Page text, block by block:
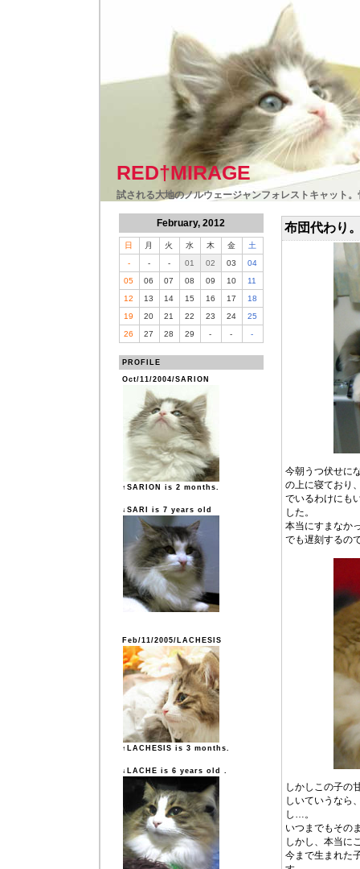
RED†MIRAGE
試される大地のノルウェージャンフォレストキャット
February, 2012
日 月 火 水 木 金
土
-
- - 01 02 03
04
05
06 07 08 09 10
11
12
13 14 15 16 17
18
19
20 21 22 23 24
25
26
27 28 29 - - -
PROFILE
Oct/11/2004/SARION
↑SARION is 2 months.
↓SARI is 7 years old
Feb/11/2005/LACHESIS
↑LACHESIS is 3 months.
↓LACHE is 6 years old .
布団代わり
今朝うつ伏せに
の上に寝ており
でいるわけにも
した。
本当にすまなか
でも遅刻するの
しかしこの子の
しいていうなら
し…。
いつまでもその
しかし、本当に
今まで生まれた